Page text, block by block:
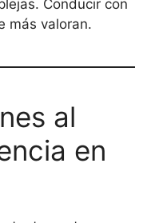
Conducir con
más valoran.
al
en